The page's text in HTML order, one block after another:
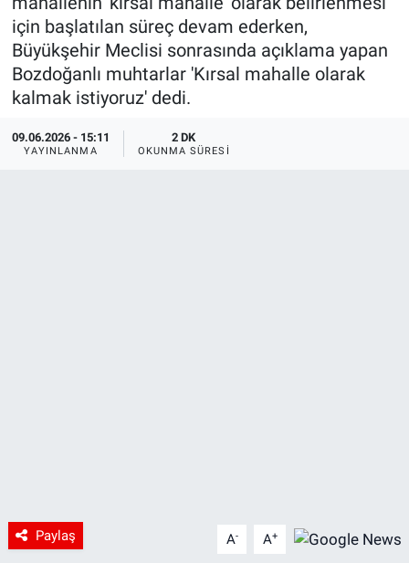
için başlatılan süreç devam ederken,
Büyükşehir Meclisi sonrasında açıklama yapan
Bozdoğanlı muhtarlar 'Kırsal mahalle olarak
kalmak istiyoruz' dedi.
09.06.2026 - 15:11
YAYINLANMA
2 DK
OKUNMA SÜRESI
Paylaş A- A+